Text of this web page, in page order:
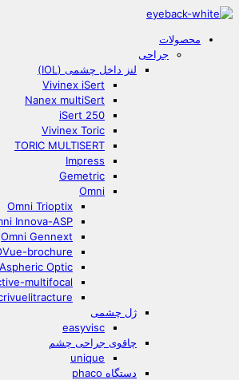
Skip
contentمحصولات
جراحی
لنز داخل چشمی (IOL)
Vivinex iSert
Nanex multiSert
iSert 250
Vivinex Toric
TORIC MULTISERT
Impress
Gemetric
Omni
Omni Trioptix
Innova-ASP
Omni Gennext
brochure
Optic
multifocal
ژل چشمی
easyvisc
چاقوی جراحی چشم
unique
دستگاه phaco